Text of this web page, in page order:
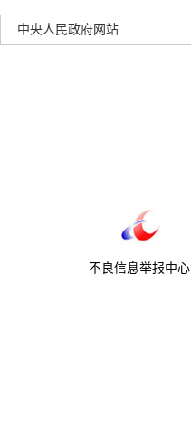
中央人民政府网站
不良信息举报中心